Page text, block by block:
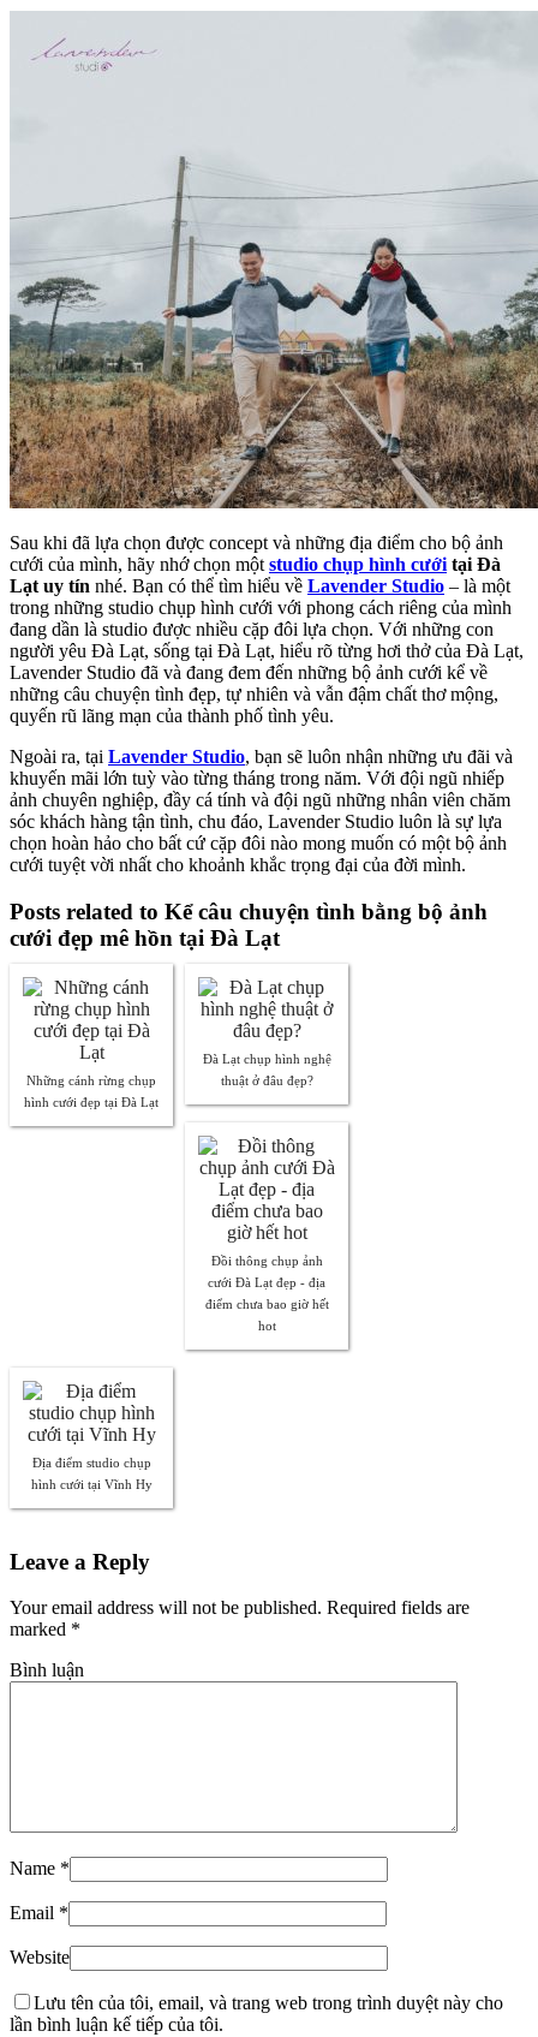
Sau khi đã lựa chọn được concept và những địa điểm cho bộ ảnh
cưới của mình, hãy nhớ chọn một studio chụp hình cưới tại Đà
Lạt uy tín nhé. Bạn có thể tìm hiểu về Lavender Studio – là một
trong những studio chụp hình cưới với phong cách riêng của mình
đang dần là studio được nhiều cặp đôi lựa chọn. Với những con
người yêu Đà Lạt, sống tại Đà Lạt, hiểu rõ từng hơi thở của Đà Lạt,
Lavender Studio đã và đang đem đến những bộ ảnh cưới kể về
những câu chuyện tình đẹp, tự nhiên và vẫn đậm chất thơ mộng,
quyến rũ lãng mạn của thành phố tình yêu.
Ngoài ra, tại Lavender Studio, bạn sẽ luôn nhận những ưu đãi và
khuyến mãi lớn tuỳ vào từng tháng trong năm. Với đội ngũ nhiếp
ảnh chuyên nghiệp, đầy cá tính và đội ngũ những nhân viên chăm
sóc khách hàng tận tình, chu đáo, Lavender Studio luôn là sự lựa
chọn hoàn hảo cho bất cứ cặp đôi nào mong muốn có một bộ ảnh
cưới tuyệt vời nhất cho khoảnh khắc trọng đại của đời mình.
Posts related to Kể câu chuyện tình bằng bộ ảnh
cưới đẹp mê hồn tại Đà Lạt
Những cánh rừng chụp
hình cưới đẹp tại Đà Lạt
Đà Lạt chụp hình nghệ
thuật ở đâu đẹp?
Đồi thông chụp ảnh
cưới Đà Lạt đẹp - địa
điểm chưa bao giờ hết
hot
Địa điểm studio chụp
hình cưới tại Vĩnh Hy
Leave a Reply
Your email address will not be published. Required fields are
marked *
Bình luận
Name *
Email *
Website
Lưu tên của tôi, email, và trang web trong trình duyệt này cho
lần bình luận kế tiếp của tôi.